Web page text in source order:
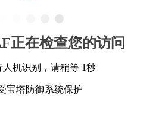
正在检查您的访问
人机识别，请稍等 1秒
宝塔防御系统保护